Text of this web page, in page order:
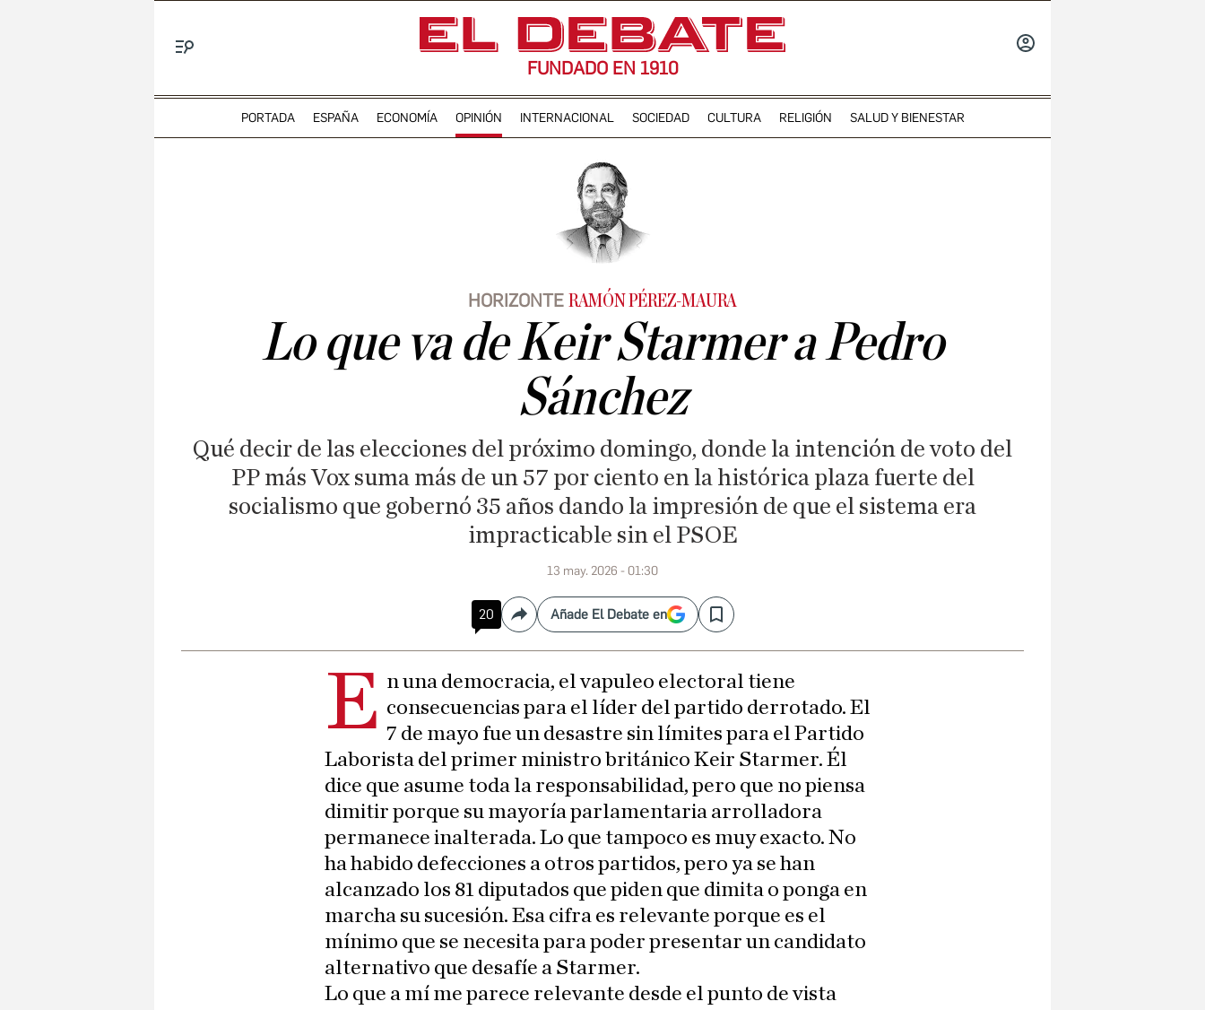
FUNDADO EN 1910
PORTADA ESPAÑA ECONOMÍA OPINIÓN INTERNACIONAL SOCIEDAD CULTURA RELIGIÓN SALUD Y BIENESTAR
HORIZONTE RAMÓN PÉREZ-MAURA
Lo que va de Keir Starmer a Pedro
Sánchez
Qué decir de las elecciones del próximo domingo, donde la intención de voto del
PP más Vox suma más de un 57 por ciento en la histórica plaza fuerte del
socialismo que gobernó 35 años dando la impresión de que el sistema era
impracticable sin el PSOE
13 may. 2026 - 01:30
20 CompartirAñade El Debate en Save
E n una democracia, el vapuleo electoral tiene
consecuencias para el líder del partido derrotado. El
7 de mayo fue un desastre sin límites para el Partido
Laborista del primer ministro británico Keir Starmer. Él
dice que asume toda la responsabilidad, pero que no piensa
dimitir porque su mayoría parlamentaria arrolladora
permanece inalterada. Lo que tampoco es muy exacto. No
ha habido defecciones a otros partidos, pero ya se han
alcanzado los 81 diputados que piden que dimita o ponga en
marcha su sucesión. Esa cifra es relevante porque es el
mínimo que se necesita para poder presentar un candidato
alternativo que desafíe a Starmer.
Lo que a mí me parece relevante desde el punto de vista